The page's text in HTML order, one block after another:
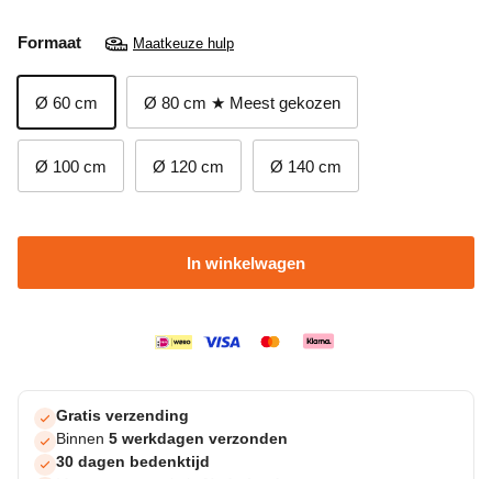
Formaat Maatkeuze hulp
Ø 60 cm Ø 80 cm ★ Meest gekozen
Ø 100 cm Ø 120 cm Ø 140 cm
In winkelwagen
Gratis verzending
Binnen 5 werkdagen verzonden
30 dagen bedenktijd